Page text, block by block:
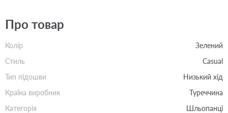
Про товар
Колір
Зелений
Стиль
Casual
Тип підошви
Низький хід
Країна виробник
Туреччина
Категорія
Шльопанці